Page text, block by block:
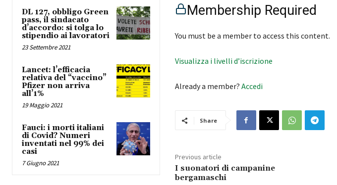
DL 127, obbligo Green
pass, il sindacato
d’accordo: si tolga lo
stipendio ai lavoratori
23 Settembre 2021
Lancet: l’efficacia
relativa del “vaccino”
Pfizer non arriva
all’1%
19 Maggio 2021
Fauci: i morti italiani
di Covid? Numeri
inventati nel 99% dei
casi
7 Giugno 2021
Membership Required
You must be a member to access this content.
Visualizza i livelli d’iscrizione
Already a member? Accedi
Share
Previous article
I suonatori di campanine
bergamaschi